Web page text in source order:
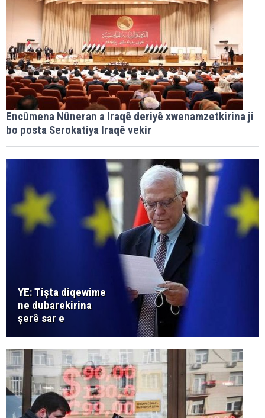
Encûmena Nûneran a Iraqê deriyê xwenamzetkirina ji
bo posta Serokatiya Iraqê vekir
YE: Tişta diqewime
ne dubarekirina
şerê sar e